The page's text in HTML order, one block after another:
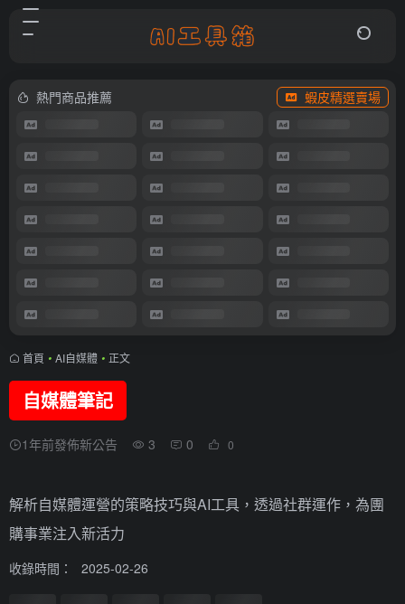
熱門商品推薦 蝦皮精選賣場
首頁 • AI自媒體 • 正文
自媒體筆記
1年前發佈新公告 3 0 0
解析自媒體運營的策略技巧與AI工具，透過社群運作，為團
購事業注入新活力
收錄時間： 2025-02-26